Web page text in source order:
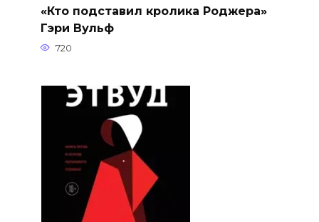
«Кто подставил кролика Роджера»
Гэри Вульф
720